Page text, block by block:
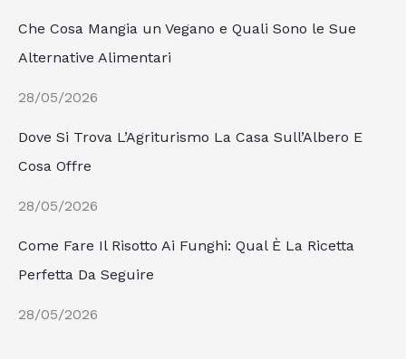
Che Cosa Mangia un Vegano e Quali Sono le Sue
Alternative Alimentari
28/05/2026
Dove Si Trova L’Agriturismo La Casa Sull’Albero E
Cosa Offre
28/05/2026
Come Fare Il Risotto Ai Funghi: Qual È La Ricetta
Perfetta Da Seguire
28/05/2026